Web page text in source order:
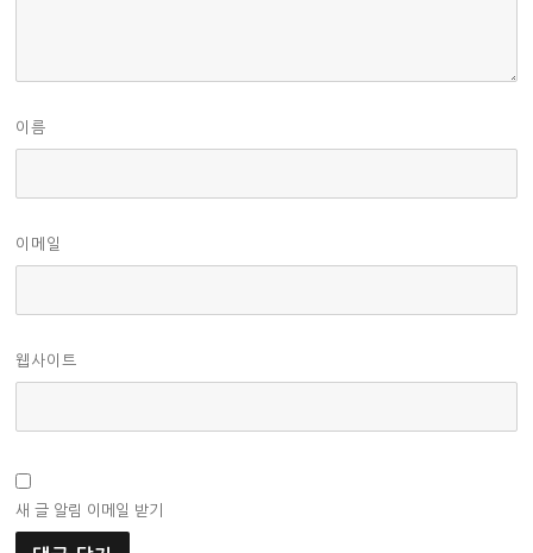
이름
이메일
웹사이트
새 글 알림 이메일 받기